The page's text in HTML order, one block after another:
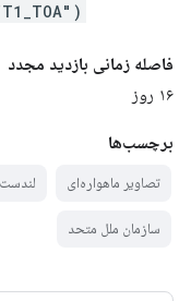
فاصله زمانی بازدید مجدد
۱۶ روز
برچسب‌ها
تصاویر ماهواره‌ای لندست
سازمان ملل متحد